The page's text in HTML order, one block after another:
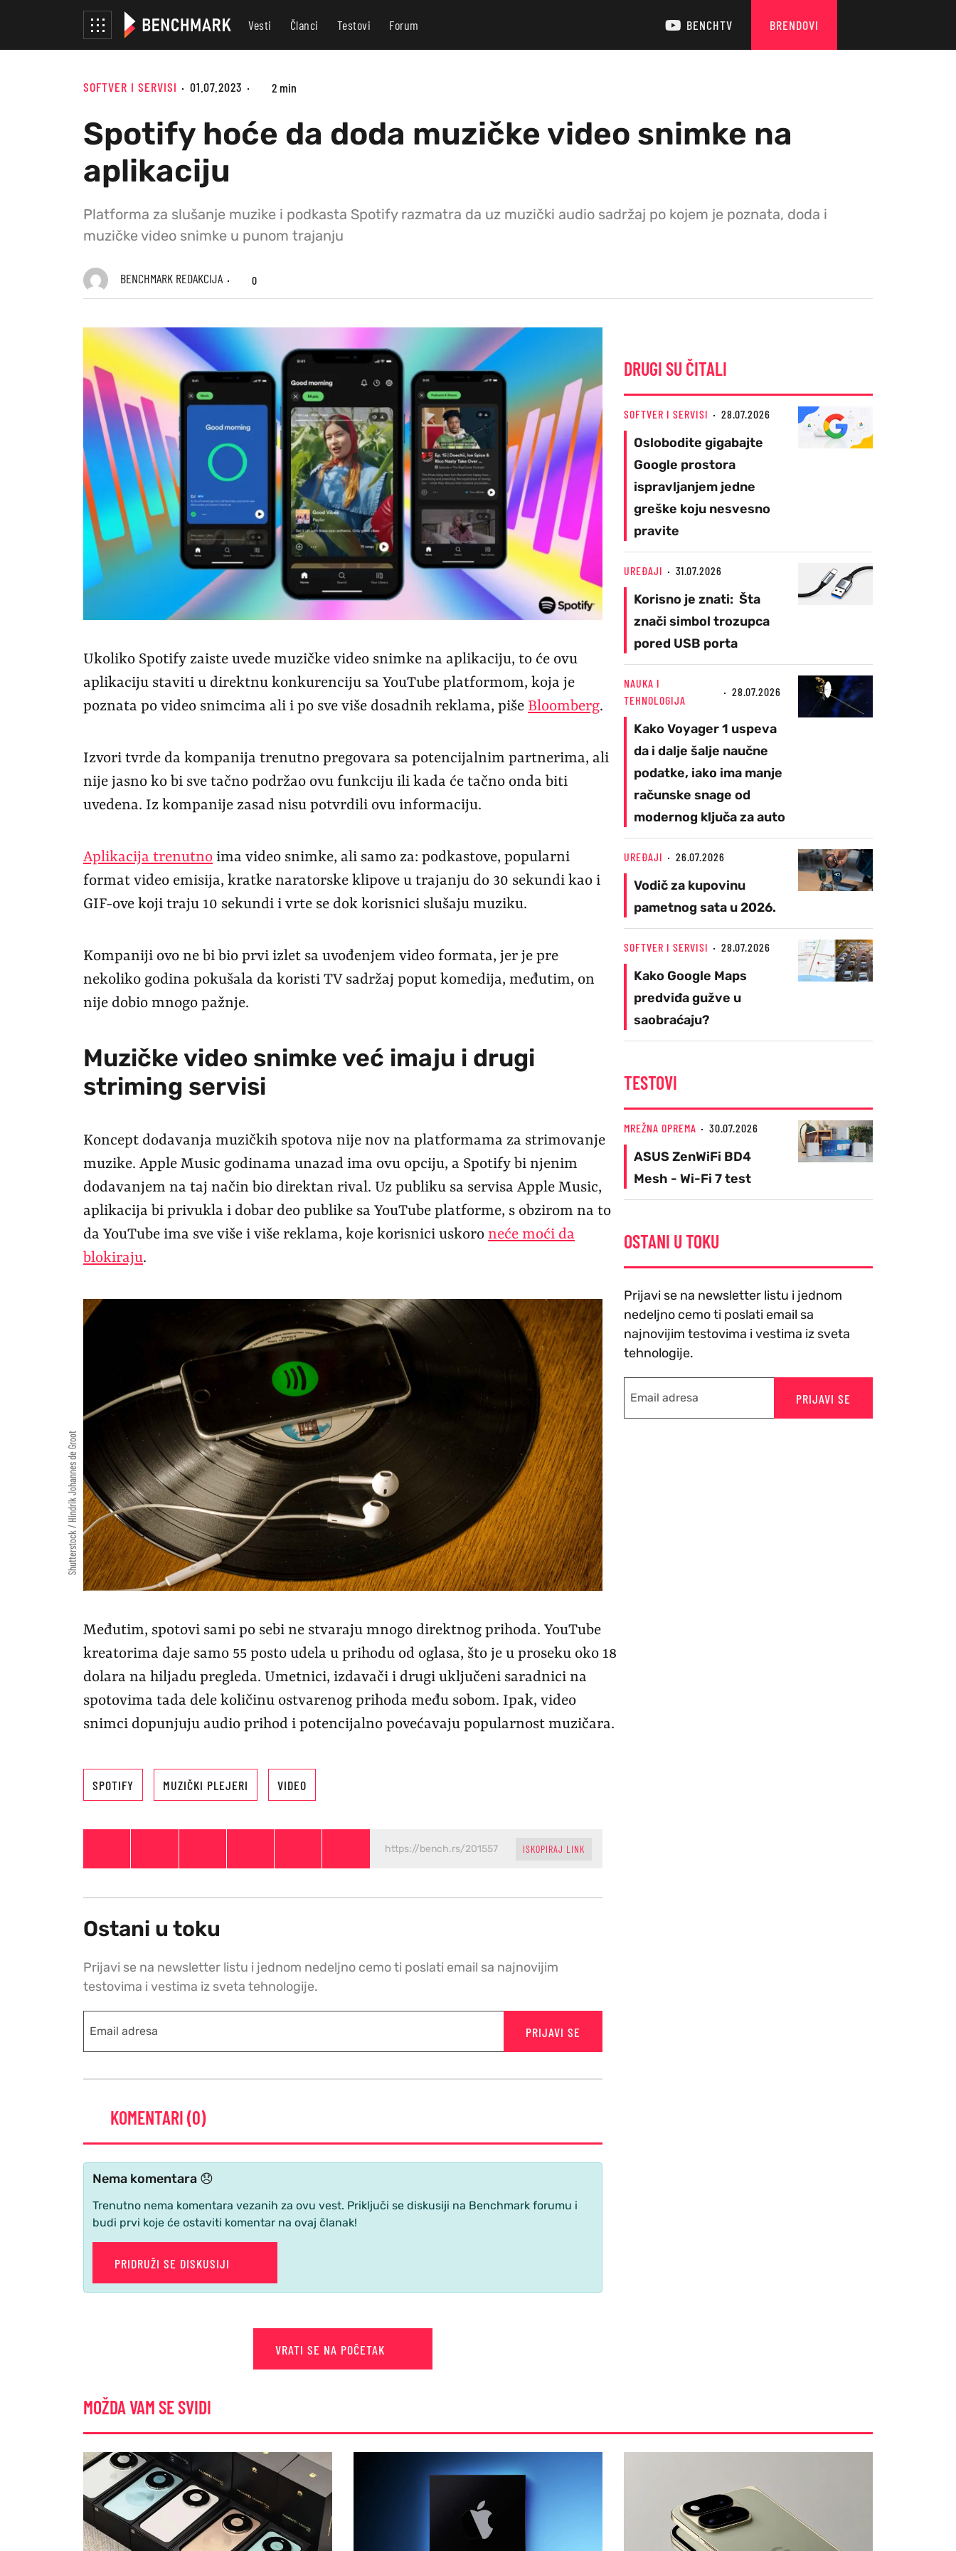
Vesti Članci Testovi Forum BENCHTV BRENDOVI
SOFTVER I SERVISI 01.07.2023 2 min
Spotify hoće da doda muzičke video snimke na
aplikaciju
Platforma za slušanje muzike i podkasta Spotify razmatra da uz muzički audio sadržaj po kojem je poznata, doda i
muzičke video snimke u punom trajanju
BENCHMARK REDAKCIJA 0
Ukoliko Spotify zaiste uvede muzičke video snimke na aplikaciju, to će ovu
aplikaciju staviti u direktnu konkurenciju sa YouTube platformom, koja je
poznata po video snimcima ali i po sve više dosadnih reklama, piše Bloomberg.
Izvori tvrde da kompanija trenutno pregovara sa potencijalnim partnerima, ali
nije jasno ko bi sve tačno podržao ovu funkciju ili kada će tačno onda biti
uvedena. Iz kompanije zasad nisu potvrdili ovu informaciju.
Aplikacija trenutno ima video snimke, ali samo za: podkastove, popularni
format video emisija, kratke naratorske klipove u trajanju do 30 sekundi kao i
GIF-ove koji traju 10 sekundi i vrte se dok korisnici slušaju muziku.
Kompaniji ovo ne bi bio prvi izlet sa uvođenjem video formata, jer je pre
nekoliko godina pokušala da koristi TV sadržaj poput komedija, međutim, on
nije dobio mnogo pažnje.
Muzičke video snimke već imaju i drugi
striming servisi
Koncept dodavanja muzičkih spotova nije nov na platformama za strimovanje
muzike. Apple Music godinama unazad ima ovu opciju, a Spotify bi njenim
dodavanjem na taj način bio direktan rival. Uz publiku sa servisa Apple Music,
aplikacija bi privukla i dobar deo publike sa YouTube platforme, s obzirom na to
da YouTube ima sve više i više reklama, koje korisnici uskoro neće moći da
blokiraju.
Shutterstock / Hindrik Johannes de Groot
Međutim, spotovi sami po sebi ne stvaraju mnogo direktnog prihoda. YouTube
kreatorima daje samo 55 posto udela u prihodu od oglasa, što je u proseku oko 18
dolara na hiljadu pregleda. Umetnici, izdavači i drugi uključeni saradnici na
spotovima tada dele količinu ostvarenog prihoda među sobom. Ipak, video
snimci dopunjuju audio prihod i potencijalno povećavaju popularnost muzičara.
SPOTIFY MUZIČKI PLEJERI VIDEO
ISKOPIRAJ LINK
Ostani u toku
Prijavi se na newsletter listu i jednom nedeljno cemo ti poslati email sa najnovijim
testovima i vestima iz sveta tehnologije.
PRIJAVI SE
KOMENTARI (0)
Nema komentara 😞
Trenutno nema komentara vezanih za ovu vest. Priključi se diskusiji na Benchmark forumu i
budi prvi koje će ostaviti komentar na ovaj članak!
PRIDRUŽI SE DISKUSIJI
VRATI SE NA POČETAK
DRUGI SU ČITALI
SOFTVER I SERVISI 28.07.2026
Oslobodite gigabajte
Google prostora
ispravljanjem jedne
greške koju nesvesno
pravite
UREĐAJI 31.07.2026
Korisno je znati: Šta
znači simbol trozupca
pored USB porta
NAUKA I
TEHNOLOGIJA
28.07.2026
Kako Voyager 1 uspeva
da i dalje šalje naučne
podatke, iako ima manje
računske snage od
modernog ključa za auto
UREĐAJI 26.07.2026
Vodič za kupovinu
pametnog sata u 2026.
SOFTVER I SERVISI 28.07.2026
Kako Google Maps
predviđa gužve u
saobraćaju?
TESTOVI
MREŽNA OPREMA 30.07.2026
ASUS ZenWiFi BD4
Mesh - Wi-Fi 7 test
OSTANI U TOKU
Prijavi se na newsletter listu i jednom
nedeljno cemo ti poslati email sa
najnovijim testovima i vestima iz sveta
tehnologije.
PRIJAVI SE
MOŽDA VAM SE SVIDI